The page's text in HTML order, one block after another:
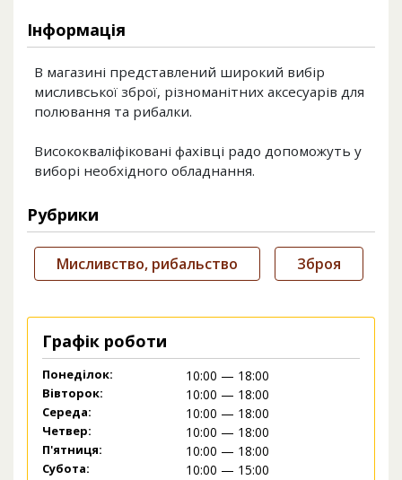
Інформація
В магазині представлений широкий вибір
мисливської зброї, різноманітних аксесуарів для
полювання та рибалки.
Висококваліфіковані фахівці радо допоможуть у
виборі необхідного обладнання.
Рубрики
Мисливство, рибальство Зброя
Графік роботи
Понеділок: 10:00 — 18:00
Вівторок: 10:00 — 18:00
Середа: 10:00 — 18:00
Четвер: 10:00 — 18:00
П'ятниця: 10:00 — 18:00
Субота: 10:00 — 15:00